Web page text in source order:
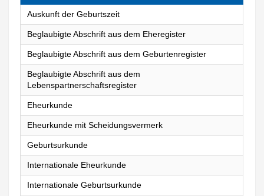
Auskunft der Geburtszeit
Beglaubigte Abschrift aus dem Eheregister
Beglaubigte Abschrift aus dem Geburtenregister
Beglaubigte Abschrift aus dem
Lebenspartnerschaftsregister
Eheurkunde
Eheurkunde mit Scheidungsvermerk
Geburtsurkunde
Internationale Eheurkunde
Internationale Geburtsurkunde